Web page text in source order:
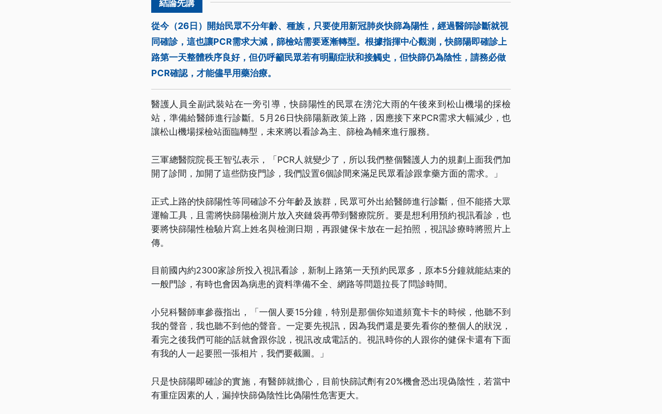
從今（26日）開始民眾不分年齡、種族，只要使用新冠肺炎快篩為陽性，經過醫師診斷就視
同確診，這也讓PCR需求大減，篩檢站需要逐漸轉型。根據指揮中心觀測，快篩陽即確診上
路第一天整體秩序良好，但仍呼籲民眾若有明顯症狀和接觸史，但快篩仍為陰性，請務必做
PCR確認，才能儘早用藥治療。
醫護人員全副武裝站在一旁引導，快篩陽性的民眾在滂沱大雨的午後來到松山機場的採檢
站，準備給醫師進行診斷。5月26日快篩陽新政策上路，因應接下來PCR需求大幅減少，也
讓松山機場採檢站面臨轉型，未來將以看診為主、篩檢為輔來進行服務。
三軍總醫院院長王智弘表示，「PCR人就變少了，所以我們整個醫護人力的規劃上面我們加
開了診間，加開了這些防疫門診，我們設置6個診間來滿足民眾看診跟拿藥方面的需求。」
正式上路的快篩陽性等同確診不分年齡及族群，民眾可外出給醫師進行診斷，但不能搭大眾
運輸工具，且需將快篩陽檢測片放入夾鏈袋再帶到醫療院所。要是想利用預約視訊看診，也
要將快篩陽性檢驗片寫上姓名與檢測日期，再跟健保卡放在一起拍照，視訊診療時將照片上
傳。
目前國內約2300家診所投入視訊看診，新制上路第一天預約民眾多，原本5分鐘就能結束的
一般門診，有時也會因為病患的資料準備不全、網路等問題拉長了問診時間。
小兒科醫師車參薇指出，「一個人要15分鐘，特別是那個你知道頻寬卡卡的時候，他聽不到
我的聲音，我也聽不到他的聲音。一定要先視訊，因為我們還是要先看你的整個人的狀況，
看完之後我們可能的話就會跟你說，視訊改成電話的。視訊時你的人跟你的健保卡還有下面
有我的人一起要照一張相片，我們要截圖。」
只是快篩陽即確診的實施，有醫師就擔心，目前快篩試劑有20%機會恐出現偽陰性，若當中
有重症因素的人，漏掉快篩偽陰性比偽陽性危害更大。